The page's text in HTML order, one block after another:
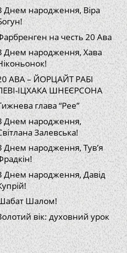
Днем народження, Віра
на честь 20 Ава
Днем народження, Хава
АВА – ЙОРЦАЙТ РАБІ
ІЦХАКА ШНЕЄРСОНА
глава “Рее”
Днем народження,
Залевська!
Днем народження, Тув’я
Днем народження, Давід
Шалом!
вік: духовний урок